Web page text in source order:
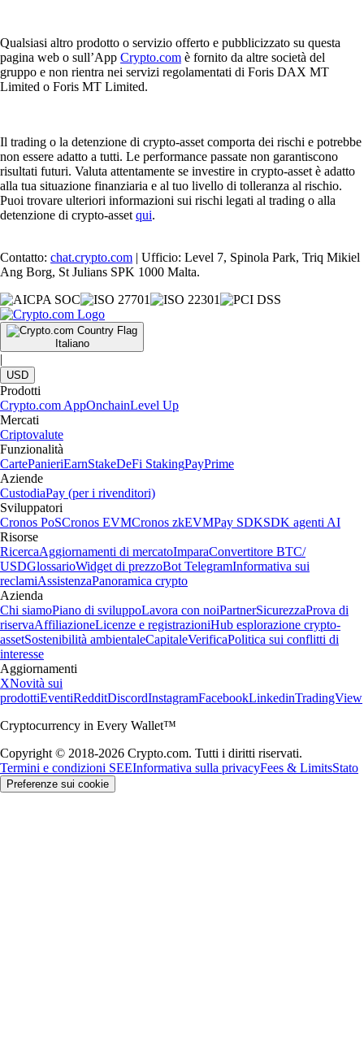
Qualsiasi altro prodotto o servizio offerto e pubblicizzato su questa
pagina web o sull’App Crypto.com è fornito da altre società del
gruppo e non rientra nei servizi regolamentati di Foris DAX MT
Limited o Foris MT Limited.
Il trading o la detenzione di crypto-asset comporta dei rischi e potrebbe
non essere adatto a tutti. Le performance passate non garantiscono
risultati futuri. Valuta attentamente se investire in crypto-asset è adatto
alla tua situazione finanziaria e al tuo livello di tolleranza al rischio.
Puoi trovare ulteriori informazioni sui rischi legati al trading o alla
detenzione di crypto-asset qui.
Contatto: chat.crypto.com | Ufficio: Level 7, Spinola Park, Triq Mikiel
Ang Borg, St Julians SPK 1000 Malta.
Italiano
|
USD
Prodotti
Crypto.com AppOnchainLevel Up
Mercati
Criptovalute
Funzionalità
CartePanieriEarnStakeDeFi StakingPayPrime
Aziende
CustodiaPay (per i rivenditori)
Sviluppatori
Cronos PoSCronos EVMCronos zkEVMPay SDKSDK agenti AI
Risorse
RicercaAggiornamenti di mercatoImparaConvertitore BTC/
USDGlossarioWidget di prezzoBot TelegramInformativa sui
reclamiAssistenzaPanoramica crypto
Azienda
Chi siamoPiano di sviluppoLavora con noiPartnerSicurezzaProva di
riservaAffiliazioneLicenze e registrazioniHub esplorazione crypto-
assetSostenibilità ambientaleCapitaleVerificaPolitica sui conflitti di
interesse
Aggiornamenti
XNovità sui
prodottiEventiRedditDiscordInstagramFacebookLinkedinTradingView
Cryptocurrency in Every Wallet™
Copyright © 2018-2026 Crypto.com. Tutti i diritti riservati.
Termini e condizioni SEEInformativa sulla privacyFees & LimitsStato
Preferenze sui cookie